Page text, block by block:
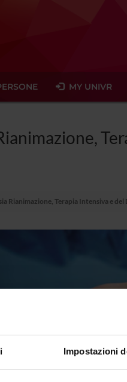
Impostazioni
MY UNIVR
Rianimazione, Terapia Intensiva e